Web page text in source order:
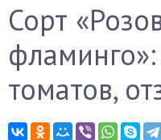
Сорт
томатов,